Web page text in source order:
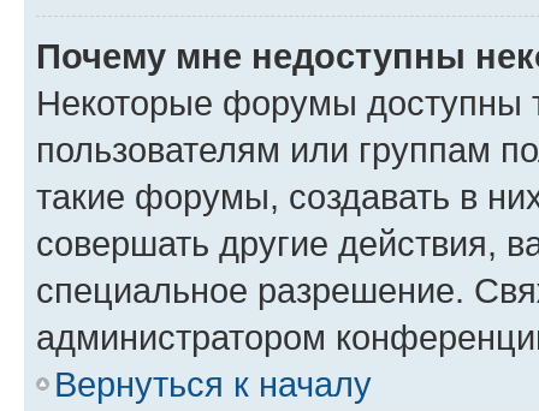
Почему мне недоступны
Некоторые форумы доступны
пользователям или группам
такие форумы, создавать в
совершать другие действия,
специальное разрешение.
администратором
Вернуться к началу